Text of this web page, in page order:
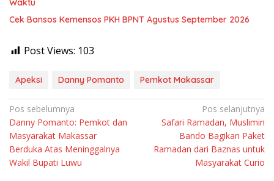
Waktu
Cek Bansos Kemensos PKH BPNT Agustus September 2026
Post Views: 103
Apeksi Danny Pomanto Pemkot Makassar
Navigasi
pos
Pos sebelumnya
Danny Pomanto: Pemkot dan
Masyarakat Makassar
Berduka Atas Meninggalnya
Wakil Bupati Luwu
Pos selanjutnya
Safari Ramadan, Muslimin
Bando Bagikan Paket
Ramadan dari Baznas untuk
Masyarakat Curio